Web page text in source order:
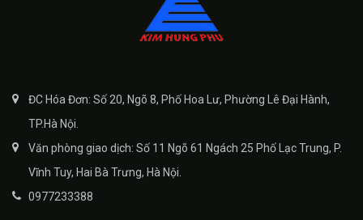
ĐC Hóa Đơn: Số 20, Ngõ 8, Phố Hoa Lư, Phường Lê Đại Hành,
TP.Hà Nội.
Văn phòng giao dịch: Số 11 Ngõ 61 Ngách 25 Phố Lạc Trung, P.
Vĩnh Tuy, Hai Bà Trưng, Hà Nội.
0977233388